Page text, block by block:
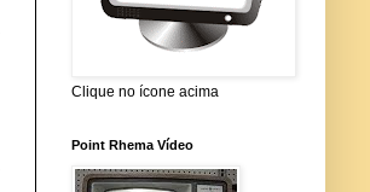
Clique no ícone acima
Point Rhema Vídeo